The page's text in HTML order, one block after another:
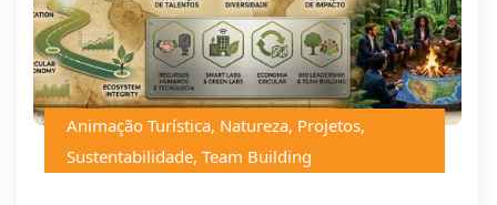
Animação Turística, Natureza, Projetos,
Sustentabilidade, Team Building